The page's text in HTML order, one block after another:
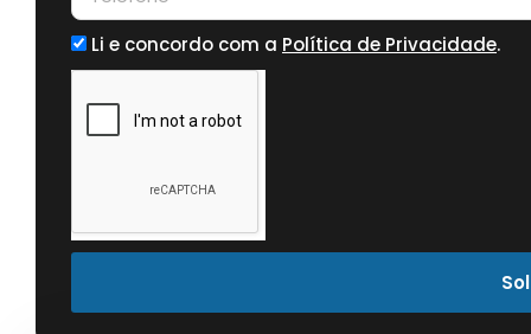
Li e concordo com a Política de Privacidade.